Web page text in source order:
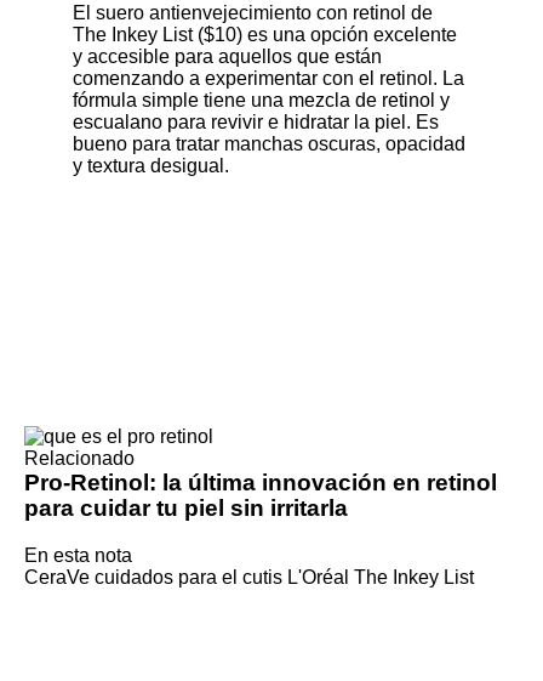
suero antienvejecimiento con retinol de
The Inkey List ($10) es una opción excelente
y accesible para aquellos que están
comenzando a experimentar con el retinol. La
fórmula simple tiene una mezcla de retinol y
escualano para revivir e hidratar la piel. Es
bueno para tratar manchas oscuras, opacidad
y textura desigual.
Relacionado
Pro-Retinol: la última innovación en retinol
para cuidar tu piel sin irritarla
En esta nota
CeraVe cuidados para el cutis L'Oréal The Inkey List